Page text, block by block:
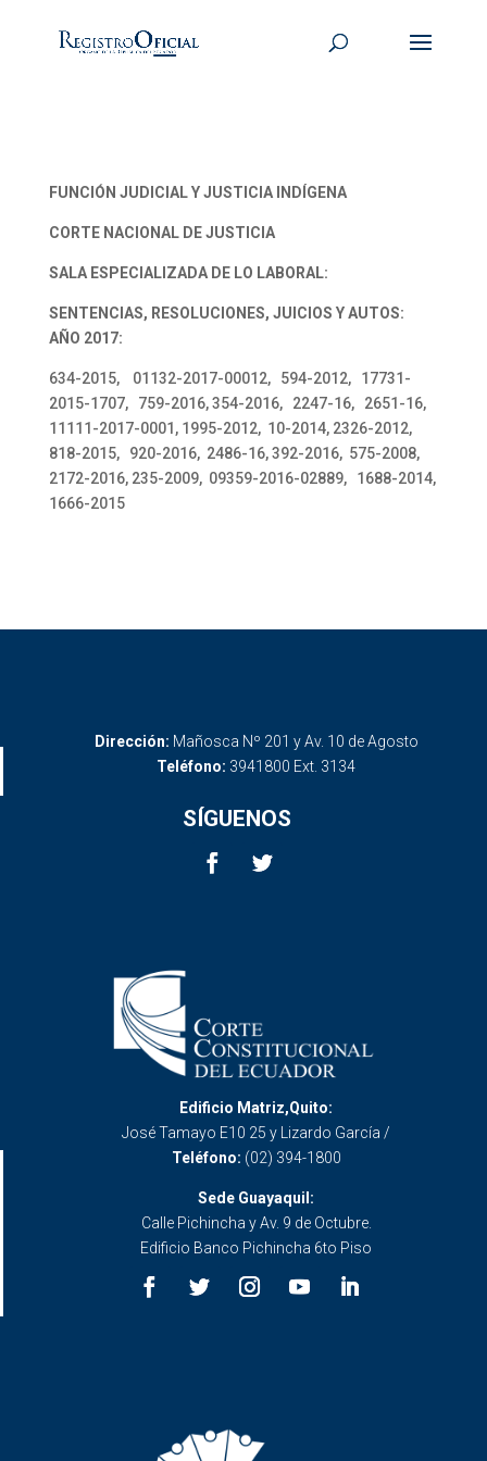
FUNCIÓN JUDICIAL Y JUSTICIA INDÍGENA
CORTE NACIONAL DE JUSTICIA
SALA ESPECIALIZADA DE LO LABORAL:
SENTENCIAS, RESOLUCIONES, JUICIOS Y AUTOS:
AÑO 2017:
634-2015, 01132-2017-00012, 594-2012, 17731-
2015-1707, 759-2016, 354-2016, 2247-16, 2651-16,
11111-2017-0001, 1995-2012, 10-2014, 2326-2012,
818-2015, 920-2016, 2486-16, 392-2016, 575-2008,
2172-2016, 235-2009, 09359-2016-02889, 1688-2014,
1666-2015
Dirección: Mañosca Nº 201 y Av. 10 de Agosto
Teléfono: 3941800 Ext. 3134
SÍGUENOS
Edificio Matriz,Quito:
José Tamayo E10 25 y Lizardo García /
Teléfono: (02) 394-1800
Sede Guayaquil:
Calle Pichincha y Av. 9 de Octubre.
Edificio Banco Pichincha 6to Piso